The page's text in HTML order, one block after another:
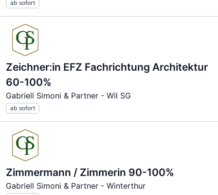
ab sofort
Zeichner:in EFZ Fachrichtung Architektur
60-100%
Gabriell Simoni & Partner - Wil SG
ab sofort
Zimmermann / Zimmerin 90-100%
Gabriell Simoni & Partner - Winterthur